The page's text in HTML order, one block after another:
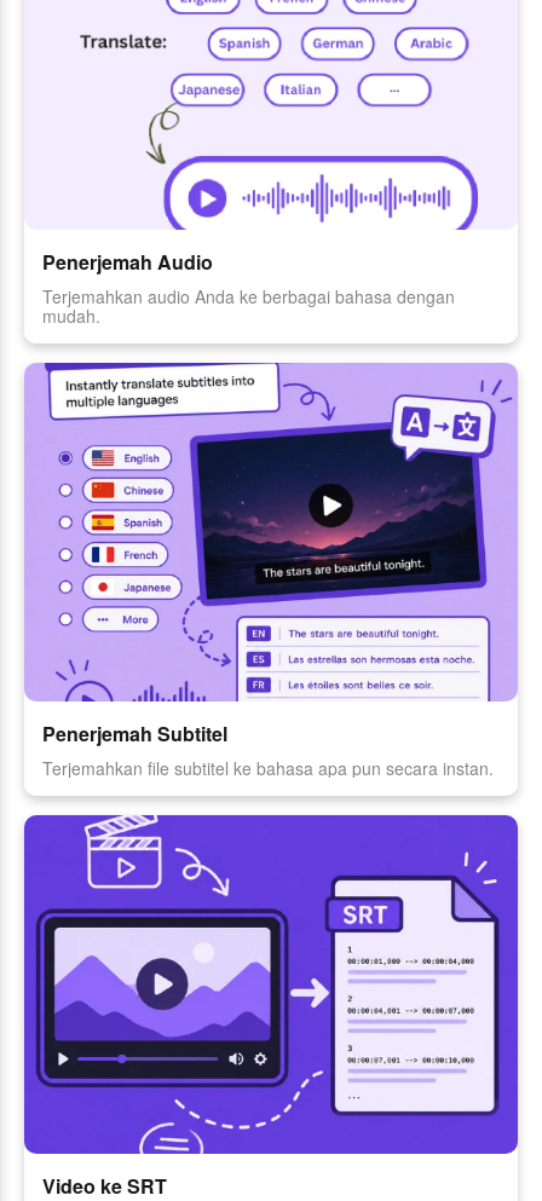
Penerjemah Audio
Terjemahkan audio Anda ke berbagai bahasa dengan
mudah.
Penerjemah Subtitel
Terjemahkan file subtitel ke bahasa apa pun secara instan.
Video ke SRT